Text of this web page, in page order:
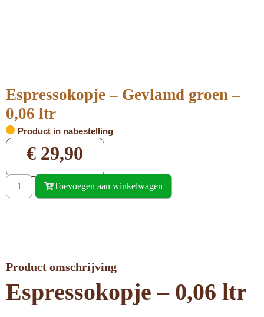
Espressokopje – Gevlamd groen –
0,06 ltr
Product in nabestelling
€ 29,90
Toevoegen aan winkelwagen
Product omschrijving
Espressokopje – 0,06 ltr